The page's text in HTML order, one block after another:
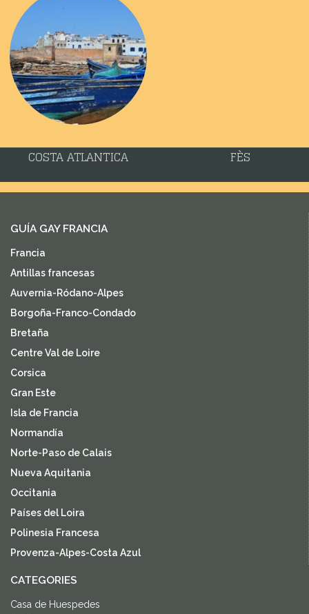
COSTA ATLANTICA FÈS
GUÍA GAY FRANCIA
Francia
Antillas francesas
Auvernia-Ródano-Alpes
Borgoña-Franco-Condado
Bretaña
Centre Val de Loire
Corsica
Gran Este
Isla de Francia
Normandía
Norte-Paso de Calais
Nueva Aquitania
Occitania
Países del Loira
Polinesia Francesa
Provenza-Alpes-Costa Azul
CATEGORIES
Casa de Huespedes